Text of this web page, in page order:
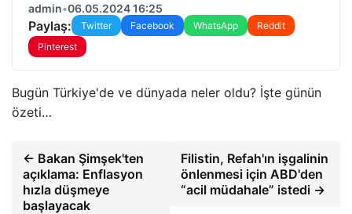
admin•06.05.2024 16:25
Paylaş: Twitter Facebook WhatsApp
Reddit
Pinterest
Bugün Türkiye'de ve dünyada neler oldu? İşte günün
özeti…
← Bakan Şimşek'ten
açıklama: Enflasyon
hızla düşmeye
başlayacak
Filistin, Refah'ın işgalinin
önlenmesi için ABD'den
“acil müdahale” istedi →